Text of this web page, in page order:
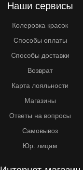
Наши сервисы
Колеровка красок
Способы оплаты
Способы доставки
Возврат
Карта лояльности
Магазины
Ответы на вопросы
Самовывоз
Юр. лицам